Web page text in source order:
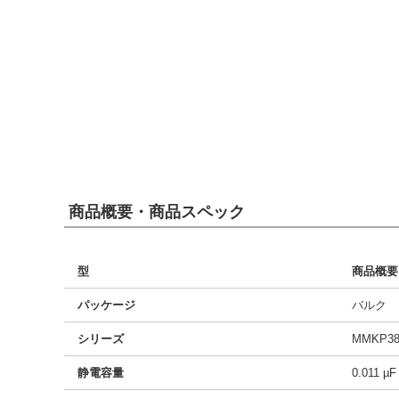
商品概要・商品スペック
型 商品概要
パッケージ バルク
シリーズ
静電容量 0.011 µF